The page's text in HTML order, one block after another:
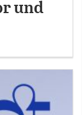
und